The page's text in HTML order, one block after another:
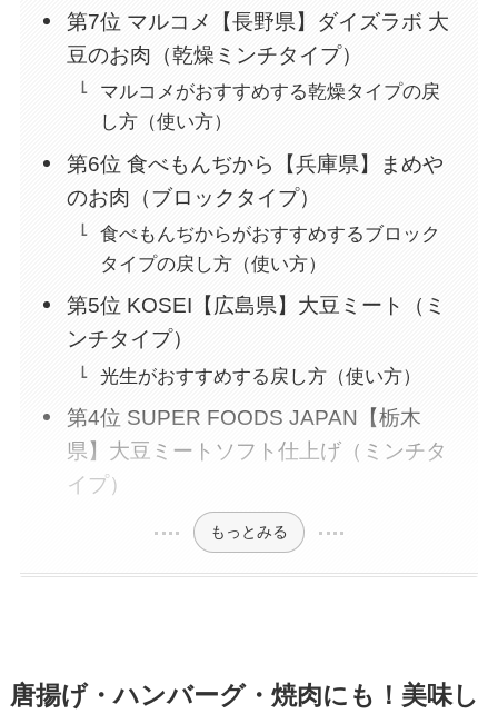
第7位 マルコメ【長野県】ダイズラボ 大
豆のお肉（乾燥ミンチタイプ）
マルコメがおすすめする乾燥タイプの戻
し方（使い方）
第6位 食べもんぢから【兵庫県】まめや
のお肉（ブロックタイプ）
食べもんぢからがおすすめするブロック
タイプの戻し方（使い方）
第5位 KOSEI【広島県】大豆ミート（ミ
ンチタイプ）
光生がおすすめする戻し方（使い方）
第4位 SUPER FOODS JAPAN【栃木
県】大豆ミートソフト仕上げ（ミンチタ
イプ）
もっとみる
唐揚げ・ハンバーグ・焼肉にも！美味し